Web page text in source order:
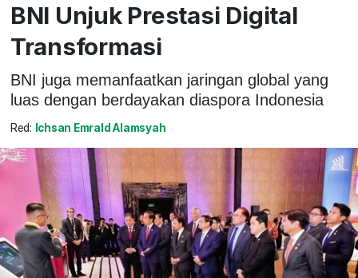
BNI Unjuk Prestasi Digital
Transformasi
BNI juga memanfaatkan jaringan global yang
luas dengan berdayakan diaspora Indonesia
Red: Ichsan Emrald Alamsyah